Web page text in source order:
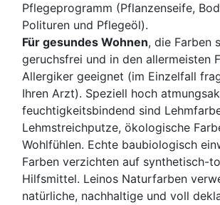
Pflegeprogramm (Pflanzenseife,
Polituren und Pflegeöl).
Für gesundes Wohnen, die Farben
geruchsfrei und in den allermeisten
Allergiker geeignet (im Einzelfall
Ihren Arzt). Speziell hoch
feuchtigkeitsbindend sind
Lehmstreichputze, ökologische
Wohlfühlen. Echte baubiologisch
Farben verzichten auf synthetisch-
Hilfsmittel. Leinos Naturfarben
natürliche, nachhaltige und voll